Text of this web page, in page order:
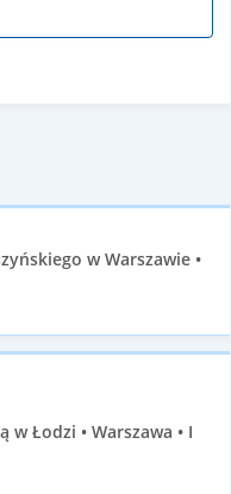
w Warszawie •
w Łodzi • Warszawa • I